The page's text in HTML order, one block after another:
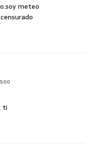
meteo
ti